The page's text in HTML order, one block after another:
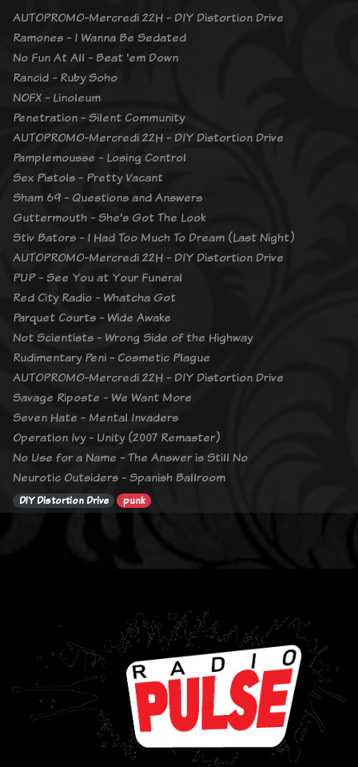
AUTOPROMO-Mercredi 22H - DIY Distortion Drive
Ramones - I Wanna Be Sedated
No Fun At All - Beat 'em Down
Rancid - Ruby Soho
NOFX - Linoleum
Penetration - Silent Community
AUTOPROMO-Mercredi 22H - DIY Distortion Drive
Pamplemousse - Losing Control
Sex Pistols - Pretty Vacant
Sham 69 - Questions and Answers
Guttermouth - She's Got The Look
Stiv Bators - I Had Too Much To Dream (Last Night)
AUTOPROMO-Mercredi 22H - DIY Distortion Drive
PUP - See You at Your Funeral
Red City Radio - Whatcha Got
Parquet Courts - Wide Awake
Not Scientists - Wrong Side of the Highway
Rudimentary Peni - Cosmetic Plague
AUTOPROMO-Mercredi 22H - DIY Distortion Drive
Savage Riposte - We Want More
Seven Hate - Mental Invaders
Operation Ivy - Unity (2007 Remaster)
No Use for a Name - The Answer is Still No
Neurotic Outsiders - Spanish Ballroom
DIY Distortion Drive punk